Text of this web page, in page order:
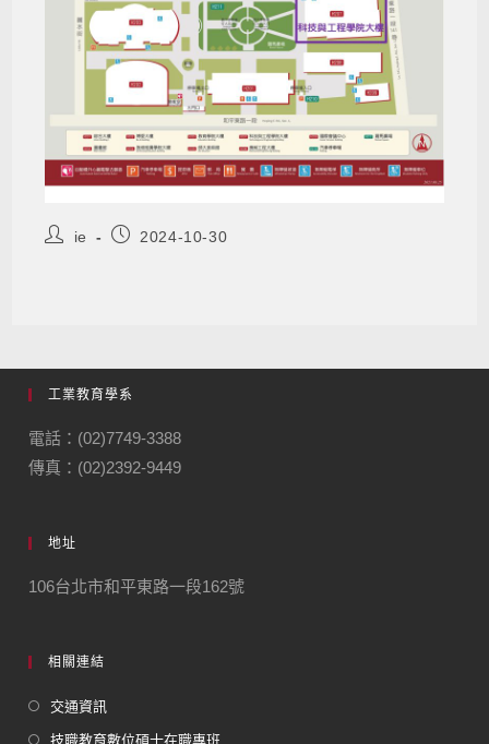
ie 2024-10-30
工業教育學系
電話：(02)7749-3388
傳真：(02)2392-9449
地址
106台北市和平東路一段162號
相關連結
交通資訊
技職教育數位碩士在職專班